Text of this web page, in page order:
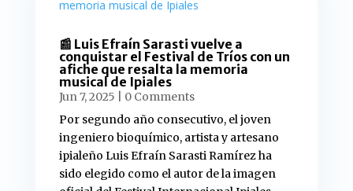
📰 Luis Efraín Sarasti vuelve a
conquistar el Festival de Tríos con un
afiche que resalta la memoria
musical de Ipiales
Jun 7, 2025 | 0 Comments
Por segundo año consecutivo, el joven
ingeniero bioquímico, artista y artesano
ipialeño Luis Efraín Sarasti Ramírez ha
sido elegido como el autor de la imagen